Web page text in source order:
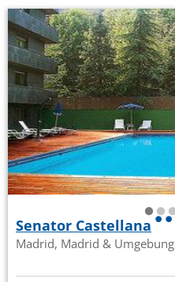
Senator Castellana
Madrid, Madrid & Umgebung